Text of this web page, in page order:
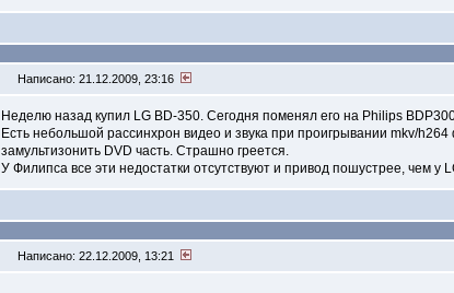
Написано: 21.12.2009, 23:16
Неделю назад купил LG BD-350. Сегодня поменял его на Philips
Есть небольшой рассинхрон видео и звука при проигрывании mkv/
замультизонить DVD часть. Страшно греется.
У Филипса все эти недостатки отсутствуют и привод пошустрее, чем
Написано: 22.12.2009, 13:21